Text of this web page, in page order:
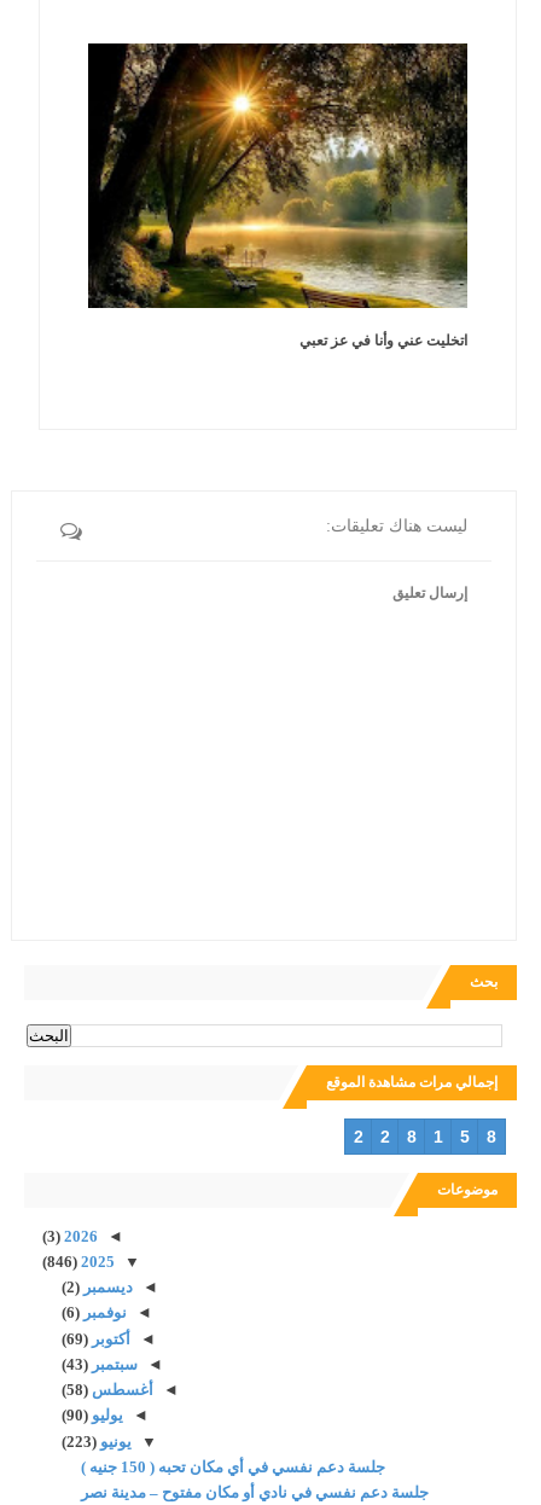
اتخليت عني وأنا في عز تعبي
ليست هناك تعليقات:
إرسال تعليق
بحث
إجمالي مرات مشاهدة الموقع
2 2 8 1 5 8
موضوعات
◄
2026
(3)
▼
2025
(846)
◄ديسمبر(2)
◄ نوفمبر(6)
◄أكتوبر(69)
◄سبتمبر(43)
◄
أغسطس(58)
◄ يوليو(90)
▼ يونيو(223)
جلسة دعم نفسي في أي مكان تحبه ( 150 جنيه )
جلسة دعم نفسي في نادي أو مكان مفتوح – مدينة نصر